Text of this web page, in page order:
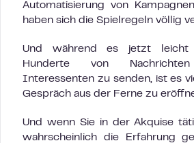
Automatisierung von
haben sich die Spielregeln völlig
Und während es jetzt leicht
Hunderte von
Interessenten zu senden, ist es
Gespräch aus der Ferne zu
Und wenn Sie in der Akquise
wahrscheinlich die Erfahrung